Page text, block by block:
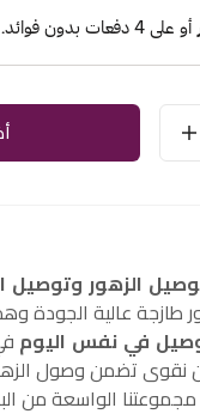
الزهور وتوصيل
عالية الجودة
في نفس اليوم
تضمن وصول
الواسعة من